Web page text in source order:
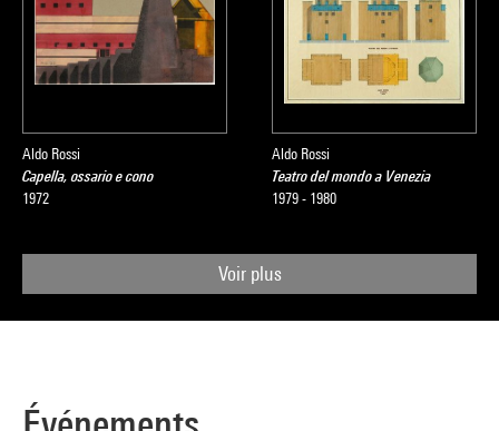
Aldo Rossi
Capella, ossario e cono
1972
Aldo Rossi
Teatro del mondo a Venezia
1979 - 1980
Voir plus